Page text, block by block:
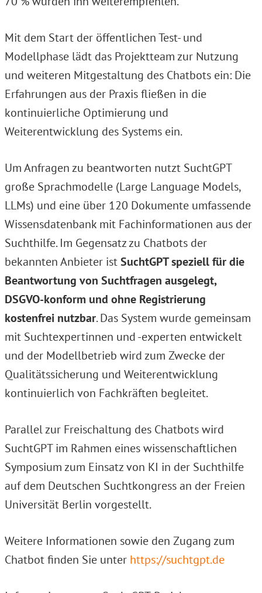
Mit dem Start der öffentlichen Test- und
Modellphase lädt das Projektteam zur Nutzung
und weiteren Mitgestaltung des Chatbots ein: Die
Erfahrungen aus der Praxis fließen in die
kontinuierliche Optimierung und
Weiterentwicklung des Systems ein.
Um Anfragen zu beantworten nutzt SuchtGPT
große Sprachmodelle (Large Language Models,
LLMs) und eine über 120 Dokumente umfassende
Wissensdatenbank mit Fachinformationen aus der
Suchthilfe. Im Gegensatz zu Chatbots der
bekannten Anbieter istSuchtGPT speziell für die
Beantwortung von Suchtfragen ausgelegt,
DSGVO-konform und ohne Registrierung
kostenfrei nutzbar. Das System wurde gemeinsam
mit Suchtexpertinnen und -experten entwickelt
und der Modellbetrieb wird zum Zwecke der
Qualitätssicherung und Weiterentwicklung
kontinuierlich von Fachkräften begleitet.
Parallel zur Freischaltung des Chatbots wird
SuchtGPT im Rahmen eines wissenschaftlichen
Symposium zum Einsatz von KI in der Suchthilfe
auf dem Deutschen Suchtkongress an der Freien
Universität Berlin vorgestellt.
Weitere Informationen sowie den Zugang zum
Chatbot finden Sie unter https://suchtgpt.de